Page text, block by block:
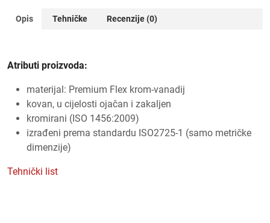
Opis Tehničke Recenzije (0)
Atributi proizvoda:
materijal: Premium Flex krom-vanadij
kovan, u cijelosti ojačan i zakaljen
kromirani (ISO 1456:2009)
izrađeni prema standardu ISO2725-1 (samo metričke
dimenzije)
Tehnički list